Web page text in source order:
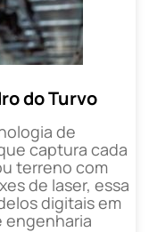
do Turvo
de
captura cada
terreno com
de laser, essa
digitais em
engenharia